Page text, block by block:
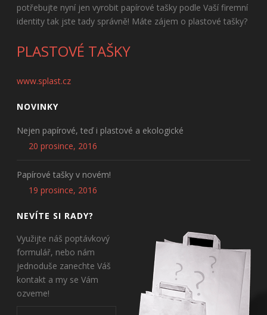
potřebujte nyní jen vyrobit papírové tašky podle Vaší firemní
identity tak jste tady správně! Máte zájem o plastové tašky?
PLASTOVÉ TAŠKY
www.splast.cz
NOVINKY
Nejen papírové, teď i plastové a ekologické
20 prosince, 2016
Papírové tašky v novém!
19 prosince, 2016
NEVÍTE SI RADY?
Využijte náš poptávkový
formulář, nebo nám
jednoduše zanechte Váš
kontakt a my se Vám
ozveme!